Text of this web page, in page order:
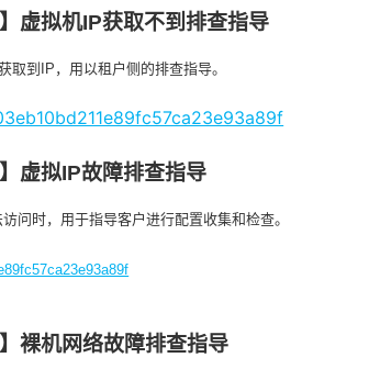
虚拟机IP获取不到排查指导
取到IP，用以租户侧的排查指导。
虚拟IP故障排查指导
问时，用于指导客户进行配置收集和检查。
裸机网络故障排查指导